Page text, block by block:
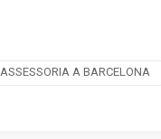
ASSESSORIA A BARCELONA